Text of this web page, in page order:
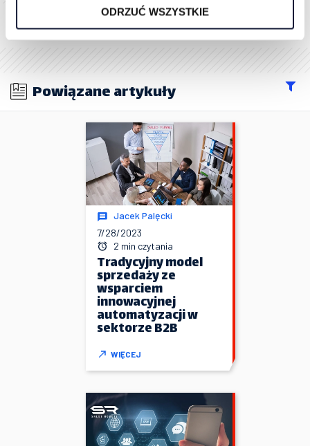
ODRZUĆ WSZYSTKIE
(średnia ocen: 5.00 na bazie 2 opinii)
Powiązane artykuły
Jacek Palęcki
7/28/2023
2 min czytania
Tradycyjny model
sprzedaży ze
wsparciem
innowacyjnej
automatyzacji w
sektorze B2B
WIĘCEJ